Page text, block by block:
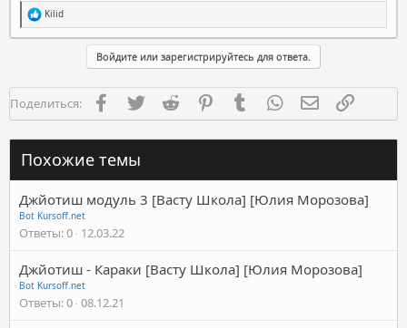
Р
е
а
и
:
Kilid
Войдите или зарегистрируйтесь для ответа.
Поделиться: FacebookTwitter Reddit PinterestTumblr WhatsAppЭлектронная
Похожие темы
Джйотиш модуль 3 [Васту Школа] [Юлия Морозова]
Bot Kursoff.net
Ответы 0 12.03.22
Джйотиш - Караки [Васту Школа] [Юлия Морозова]
Bot Kursoff.net
Ответы 0 08.12.21